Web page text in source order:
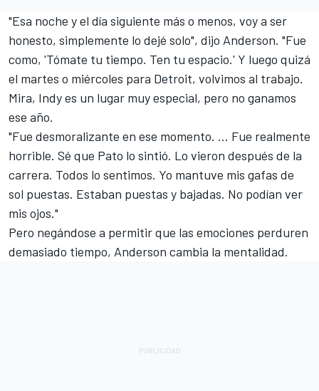
"Esa noche y el día siguiente más o menos, voy a ser
honesto, simplemente lo dejé solo", dijo Anderson. "Fue
como, 'Tómate tu tiempo. Ten tu espacio.' Y luego quizá
el martes o miércoles para Detroit, volvimos al trabajo.
Mira, Indy es un lugar muy especial, pero no ganamos
ese año.
"Fue desmoralizante en ese momento. … Fue realmente
horrible. Sé que Pato lo sintió. Lo vieron después de la
carrera. Todos lo sentimos. Yo mantuve mis gafas de
sol puestas. Estaban puestas y bajadas. No podían ver
mis ojos."
Pero negándose a permitir que las emociones perduren
demasiado tiempo, Anderson cambia la mentalidad.